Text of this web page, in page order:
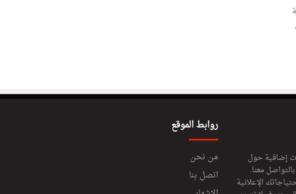
إضافية حول
معنا.
الإعلانية
روابط الموقع
من نحن
اتصل بنا